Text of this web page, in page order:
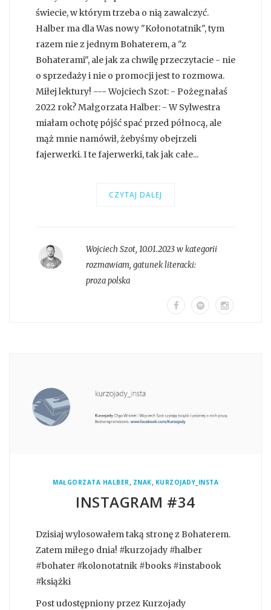
świecie, w którym trzeba o nią zawalczyć.
Halber ma dla Was nowy "Kołonotatnik", tym
razem nie z jednym Bohaterem, a "z
Bohaterami", ale jak za chwilę przeczytacie - nie
o sprzedaży i nie o promocji jest to rozmowa.
Miłej lektury! --- Wojciech Szot: - Pożegnałaś
2022 rok? Małgorzata Halber: - W Sylwestra
miałam ochotę pójść spać przed północą, ale
mąż mnie namówił, żebyśmy obejrzeli
fajerwerki. I te fajerwerki, tak jak całe...
CZYTAJ DALEJ
Wojciech Szot, 10.01.2023 w kategorii
rozmawiam, gatunek literacki:
proza polska
MAŁGORZATA HALBER, ZNAK, KURZOJADY_INSTA
INSTAGRAM #34
Dzisiaj wylosowałem taką stronę z Bohaterem.
Zatem miłego dnia! #kurzojady #halber
#bohater #kolonotatnik #books #instabook
#książki
Post udostępniony przez Kurzojady